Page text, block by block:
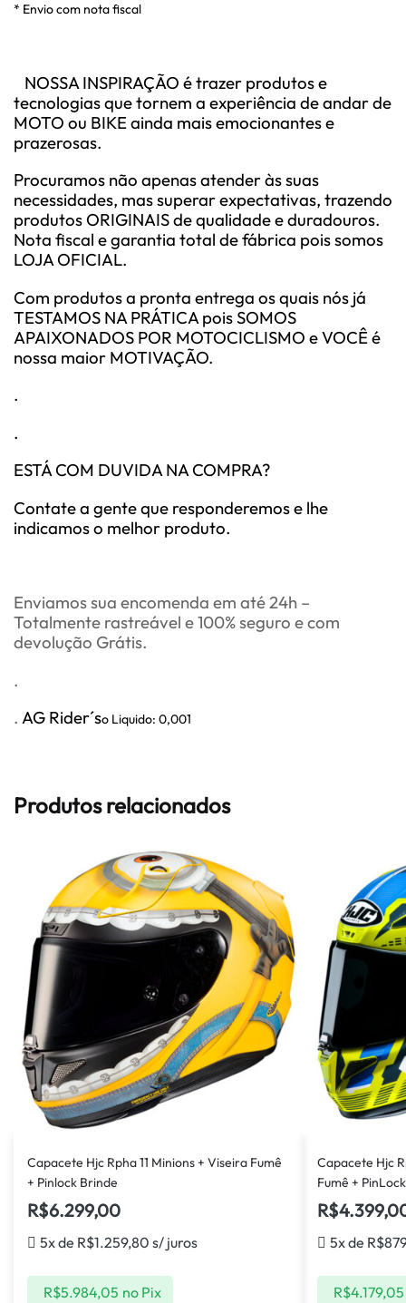
* Envio com nota fiscal
NOSSA INSPIRAÇÃO é trazer produtos e
tecnologias que tornem a experiência de andar de
MOTO ou BIKE ainda mais emocionantes e
prazerosas.
Procuramos não apenas atender às suas
necessidades, mas superar expectativas, trazendo
produtos ORIGINAIS de qualidade e duradouros.
Nota fiscal e garantia total de fábrica pois somos
LOJA OFICIAL.
Com produtos a pronta entrega os quais nós já
TESTAMOS NA PRÁTICA pois SOMOS
APAIXONADOS POR MOTOCICLISMO e VOCÊ é
nossa maior MOTIVAÇÃO.
.
.
ESTÁ COM DUVIDA NA COMPRA?
Contate a gente que responderemos e lhe
indicamos o melhor produto.
Enviamos sua encomenda em até 24h –
Totalmente rastreável e 100% seguro e com
devolução Grátis.
.
. AG Rider´so Liquido: 0,001
Produtos relacionados
Capacete Hjc Rpha 11 Minions + Viseira Fumê
+ Pinlock Brinde
R$6.299,00
5x de R$1.259,80 s/ juros
R$5.984,05 no Pix
Capacete Hjc
Fumê + PinLock
R$
5x de R$
R$4.179,05